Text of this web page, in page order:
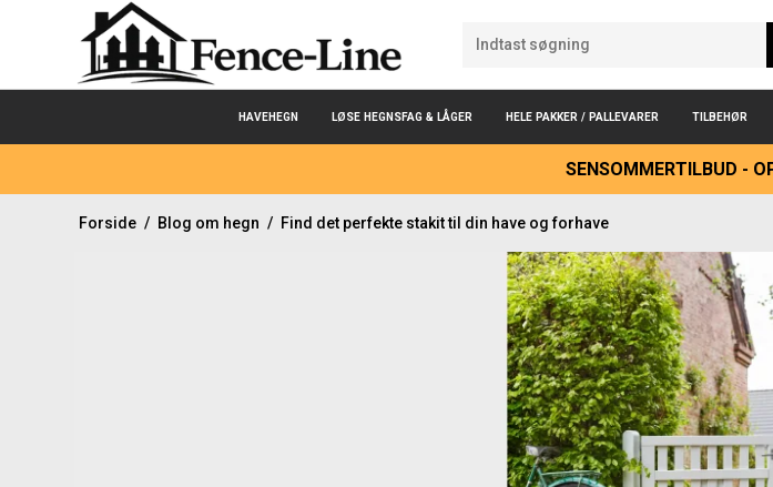
HAVEHEGN LØSE HEGNSFAG & LÅGER HELE PAKKER / PALLEVARER TILBEHØR
SENSOMMERTILBUD -
Forside / Blog om hegn / Find det perfekte stakit til din have og forhave